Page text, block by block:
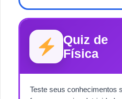
Quiz de
Física
Teste seus conhecimentos